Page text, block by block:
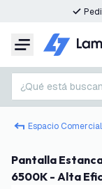
Menú
¿Qué está
Espacio Comercial
Pantalla Estanca LED 120 cm - 18W - 3330 Lumen -
6500K - Alta